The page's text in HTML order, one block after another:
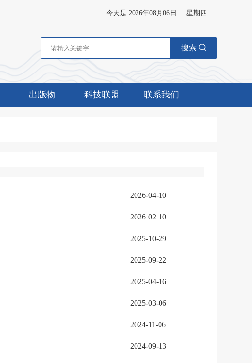
今天是 2026年08月06日 星期四
搜索
出版物 科技联盟 联系我们
2026-04-10
2026-02-10
2025-10-29
2025-09-22
2025-04-16
2025-03-06
2024-11-06
2024-09-13